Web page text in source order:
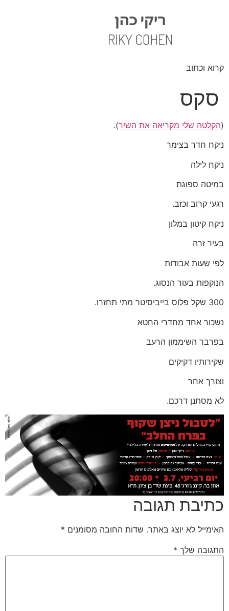
קרוא וכתוב
סקס
(הקלטה שלי מקריאה את השיר).
ניקח חדר בצימר
ניקח לילה
במיטה ספוגת
רגעי קרוב וכזב.
ניקח קיטון במלון
בעיר זרה
לפי שעות אבודות
הנוקפות בעור הנסוג.
300 שקל פלוס בייביסיטר מתי תחזרו.
נשכור אחד מחדרי החטא
בפרבר השיממון הרעב
שקירותיו דקיקים
וצורך אחר
לא מסתנן דרכם.
כתיבת תגובה
האימייל לא יוצג באתר. שדות החובה מסומנים *
התגובה שלך *